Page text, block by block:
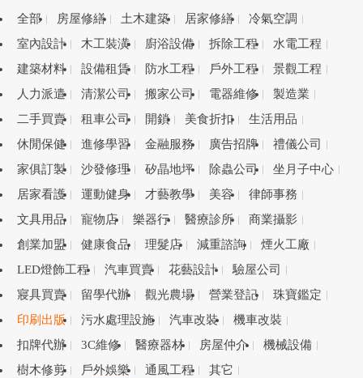
全部 房屋修繕 土木建築 居家修繕
冷氣空調
室內設計
木工裝潢 廚浴設備 拆除工程
水電工程
建築材料
設備租賃 防水工程 戶外工程
景觀工程
人力派遣
清潔公司 搬家公司 電器維修
製造業
二手買賣
租車公司 開鎖 美食折扣
生活用品
休閒保健
進修學習 金融服務 廣告招牌
禮儀公司
家俱訂製
沙發修理 矽晶地坪 除蟲公司
坐月子中心
居家看護
運動健身 才藝教學 美容
律師事務
文具用品
寵物店 樂器行 醫療診所
商業攝影
創業加盟
健康食品 理髮店 減重諮詢
煙火工廠
LED燈飾工程
汽車買賣 花藝設計
驗屋公司
寢具買賣
留學代辦 觀光農場 營業登記
珠寶鑑定
印刷出版
污水處理設施 汽車改裝
機車改裝
扣牌代辦
3C維修 醫療器材 房屋仲介
機械設備
樹木修剪
戶外娛樂 通風工程 其它